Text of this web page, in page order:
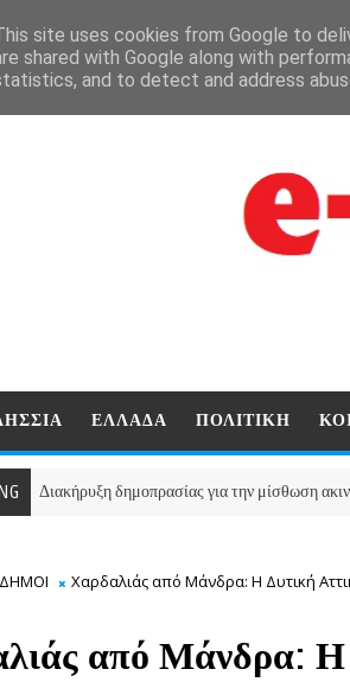
ΕΛΛΑΔΑ ΠΟΛΙΤΙΚΗ
δημοπρασίας για την μίσθωση ακινήτου για
Χαρδαλιάς από Μάνδρα: Η Δυτική
από Μάνδρα: Η
site uses cookies from Google to
shared with Google along with
and to detect and address